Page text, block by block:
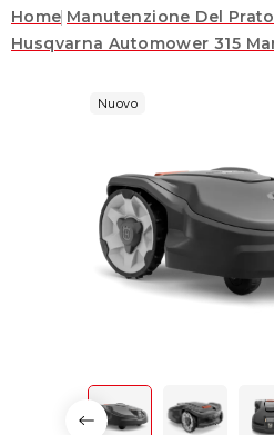
Home Manutenzione Del Prato
Husqvarna Automower 315
Nuovo